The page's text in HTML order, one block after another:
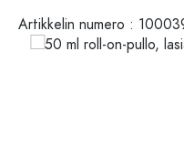
Artikkelin numero :